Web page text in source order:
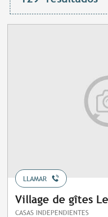
LLAMAR
Village de gîtes
CASAS INDEPENDIENTES